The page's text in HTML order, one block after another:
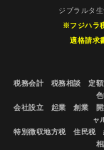
ジブラルタ
※フジハラ
適格請求
税務会計 税務相談 定
会社設立 起業 創業 開
ャ
特別徴収地方税 住民